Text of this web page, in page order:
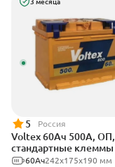
5 Россия
Voltex 60Ач 500А, ОП,
стандартные клеммы
242х175х190 мм
60Ач